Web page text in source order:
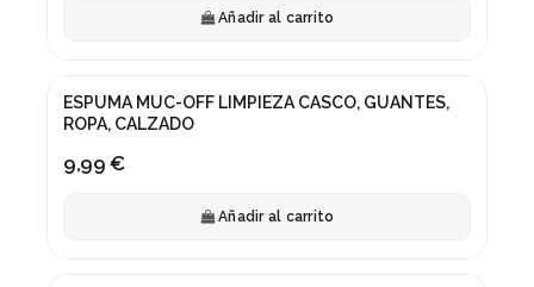
Añadir al carrito
ESPUMA MUC-OFF LIMPIEZA CASCO, GUANTES,
ROPA, CALZADO
9,99 €
Añadir al carrito